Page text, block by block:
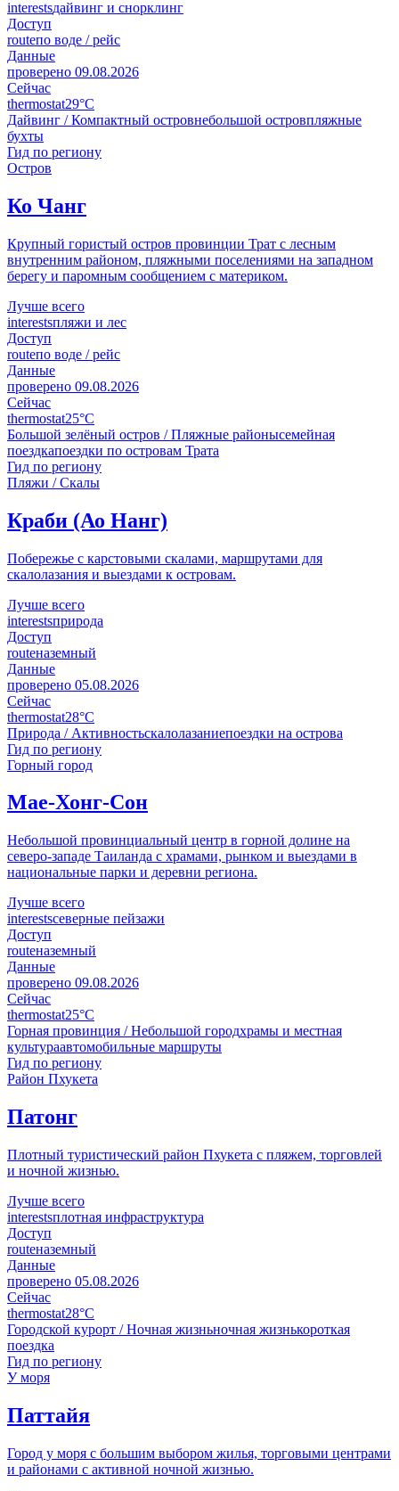
interestsдайвинг и снорклинг
Доступ
routeпо воде / рейс
Данные
проверено 09.08.2026
Сейчас
thermostat29°C
Дайвинг / Компактный островнебольшой островпляжные
бухты
Гид по региону
Остров
Ко Чанг
Крупный гористый остров провинции Трат с лесным
внутренним районом, пляжными поселениями на западном
берегу и паромным сообщением с материком.
Лучше всего
interestsпляжи и лес
Доступ
routeпо воде / рейс
Данные
проверено 09.08.2026
Сейчас
thermostat25°C
Большой зелёный остров / Пляжные районысемейная
поездкапоездки по островам Трата
Гид по региону
Пляжи / Скалы
Краби (Ао Нанг)
Побережье с карстовыми скалами, маршрутами для
скалолазания и выездами к островам.
Лучше всего
interestsприрода
Доступ
routeназемный
Данные
проверено 05.08.2026
Сейчас
thermostat28°C
Природа / Активностьскалолазаниепоездки на острова
Гид по региону
Горный город
Мае-Хонг-Сон
Небольшой провинциальный центр в горной долине на
северо-западе Таиланда с храмами, рынком и выездами в
национальные парки и деревни региона.
Лучше всего
interestsсеверные пейзажи
Доступ
routeназемный
Данные
проверено 09.08.2026
Сейчас
thermostat25°C
Горная провинция / Небольшой городхрамы и местная
культураавтомобильные маршруты
Гид по региону
Район Пхукета
Патонг
Плотный туристический район Пхукета с пляжем, торговлей
и ночной жизнью.
Лучше всего
interestsплотная инфраструктура
Доступ
routeназемный
Данные
проверено 05.08.2026
Сейчас
thermostat28°C
Городской курорт / Ночная жизньночная жизнькороткая
поездка
Гид по региону
У моря
Паттайя
Город у моря с большим выбором жилья, торговыми центрами
и районами с активной ночной жизнью.